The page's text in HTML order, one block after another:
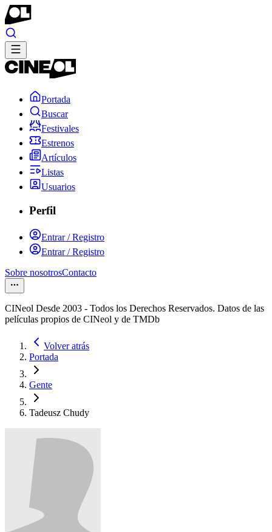
Portada
Buscar
Festivales
Estrenos
Artículos
Listas
Usuarios
Perfil
Entrar / Registro
Entrar / Registro
Sobre nosotrosContacto
CINeol Desde 2003 - Todos los Derechos Reservados. Datos de las
películas propios de CINeol y de TMDb
Volver atrás
Portada
Gente
Tadeusz Chudy